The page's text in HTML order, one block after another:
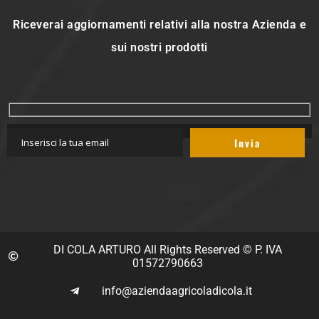
Riceverai aggiornamenti relativi alla nostra Azienda e
sui nostri prodotti
DI COLA ARTURO All Rights Reserved © P. IVA
01572790663
info@aziendaagricoladicola.it